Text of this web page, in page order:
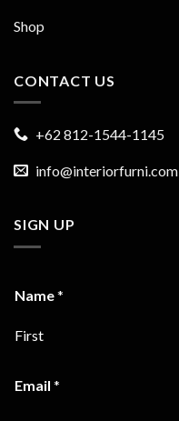
Shop
CONTACT US
+62 812-1544-1145
info@interiorfurni.com
SIGN UP
Name*
First
Email *